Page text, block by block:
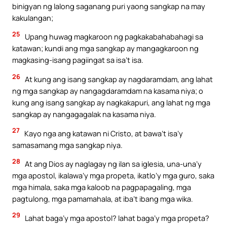
binigyan ng lalong saganang puri yaong sangkap na may
kakulangan;
25
Upang huwag magkaroon ng pagkakabahabahagi sa
katawan; kundi ang mga sangkap ay mangagkaroon ng
magkasing-isang pagiingat sa isa’t isa.
26 At kung ang isang sangkap ay nagdaramdam, ang lahat
ng mga sangkap ay nangagdaramdam na kasama niya; o
kung ang isang sangkap ay nagkakapuri, ang lahat ng mga
sangkap ay nangagagalak na kasama niya.
27 Kayo nga ang katawan ni Cristo, at bawa’t isa’y
samasamang mga sangkap niya.
28 At ang Dios ay naglagay ng ilan sa iglesia, una-una’y
mga apostol, ikalawa’y mga propeta, ikatlo’y mga guro, saka
mga himala, saka mga kaloob na pagpapagaling, mga
pagtulong, mga pamamahala, at iba’t ibang mga wika.
29
Lahat baga’y mga apostol? lahat baga’y mga propeta?